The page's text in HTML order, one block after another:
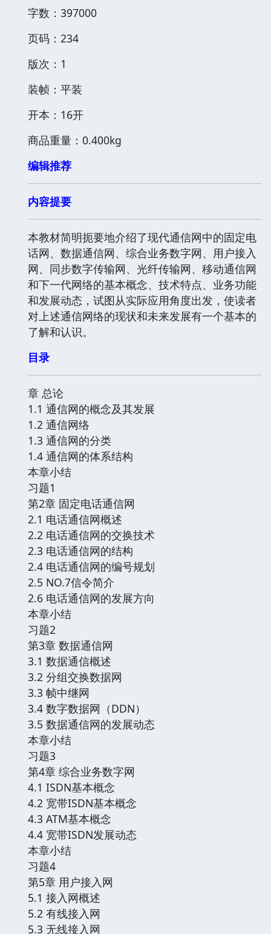
字数：397000
页码：234
版次：1
装帧：平装
开本：16开
商品重量：0.400kg
编辑推荐
内容提要
本教材简明扼要地介绍了现代通信网中的固定电
话网、数据通信网、综合业务数字网、用户接入
网、同步数字传输网、光纤传输网、移动通信网
和下一代网络的基本概念、技术特点、业务功能
和发展动态，试图从实际应用角度出发，使读者
对上述通信网络的现状和未来发展有一个基本的
了解和认识。
目录
章 总论
1.1 通信网的概念及其发展
1.2 通信网络
1.3 通信网的分类
1.4 通信网的体系结构
本章小结
习题1
第2章 固定电话通信网
2.1 电话通信网概述
2.2 电话通信网的交换技术
2.3 电话通信网的结构
2.4 电话通信网的编号规划
2.5 NO.7信令简介
2.6 电话通信网的发展方向
本章小结
习题2
第3章 数据通信网
3.1 数据通信概述
3.2 分组交换数据网
3.3 帧中继网
3.4 数字数据网（DDN）
3.5 数据通信网的发展动态
本章小结
习题3
第4章 综合业务数字网
4.1 ISDN基本概念
4.2 宽带ISDN基本概念
4.3 ATM基本概念
4.4 宽带ISDN发展动态
本章小结
习题4
第5章 用户接入网
5.1 接入网概述
5.2 有线接入网
5.3 无线接入网